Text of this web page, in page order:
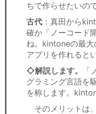
ちで作らせたいので
古代 ：真田から
確か「ノーコード
ね。kintoneの最大
アプリを作れると
◇解説します。
グラミング言語を
を称します。
そのメリットは